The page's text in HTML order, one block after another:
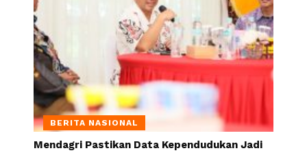
BERITA NASIONAL
Mendagri Pastikan Data Kependudukan Jadi